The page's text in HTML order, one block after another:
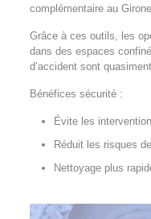
complémentaire au
Grâce à ces outils, les
dans des espaces
d’accident sont
Bénéfices sécurité :
Évite les
Réduit les risques
Nettoyage plus